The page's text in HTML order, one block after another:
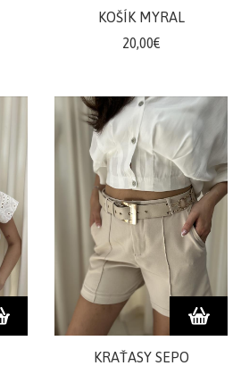
KOŠÍK MYRAL
20,00€
KRAŤASY SEPO